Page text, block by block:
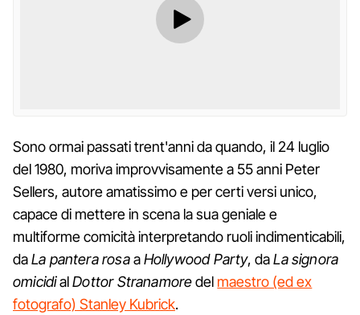
Sono ormai passati trent'anni da quando, il 24 luglio
del 1980, moriva improvvisamente a 55 anni Peter
Sellers, autore amatissimo e per certi versi unico,
capace di mettere in scena la sua geniale e
multiforme comicità interpretando ruoli indimenticabili,
daLa pantera rosaaHollywood Party, daLa signora
omicidialDottor Stranamoredel maestro (ed ex
fotografo) Stanley Kubrick.